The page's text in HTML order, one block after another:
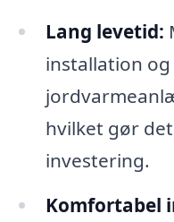
Lang levetid:
installation
hvilket gør
investering.
Komfortabel